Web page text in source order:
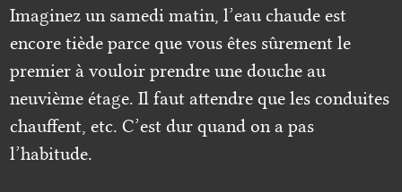
Imaginez un samedi matin, l’eau chaude est
encore tiède parce que vous êtes sûrement le
premier à vouloir prendre une douche au
neuvième étage. Il faut attendre que les conduites
chauffent, etc. C’est dur quand on a pas
l’habitude.